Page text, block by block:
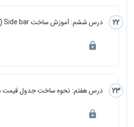
22 درس ششم: آموزش ساخت Side bar (قسمت سوم و پایانی)
23 درس هفتم: نحوه ساخت جدول قیمت